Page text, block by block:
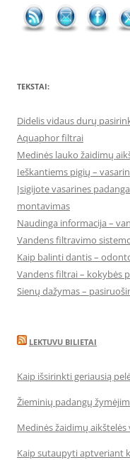
TEKSTAI:
Didelis vidaus durų
Aquaphor filtrai
Medinės lauko žaidimų
Ieškantiems pigių –
Įsigijote vasarines
montavimas
Naudinga informacija –
Vandens filtravimo
Kaip balinti dantis –
Vandens filtrai – kokybės
Sienų dažymas –
LEKTUVU BILIETAI
Kaip išsirinkti geriausią
Žieminių padangų
Medinės žaidimų
Kaip sutaupyti aptveriant